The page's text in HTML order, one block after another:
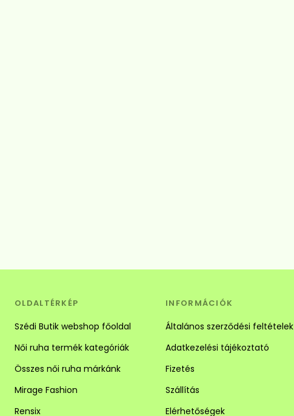
OLDALTÉRKÉP
Szédi Butik webshop főoldal
Női ruha termék kategóriák
Összes női ruha márkánk
Mirage Fashion
Rensix
INFORMÁCIÓK
Általános szerződési feltételek
Adatkezelési tájékoztató
Fizetés
Szállítás
Elérhetőségek